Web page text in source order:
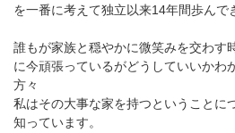
を一番に考えて独立以来14年間歩んで
誰もが家族と穏やかに微笑みを交わす
に今頑張っているがどうしていいかわ
方々
私はその大事な家を持つということに
知っています。